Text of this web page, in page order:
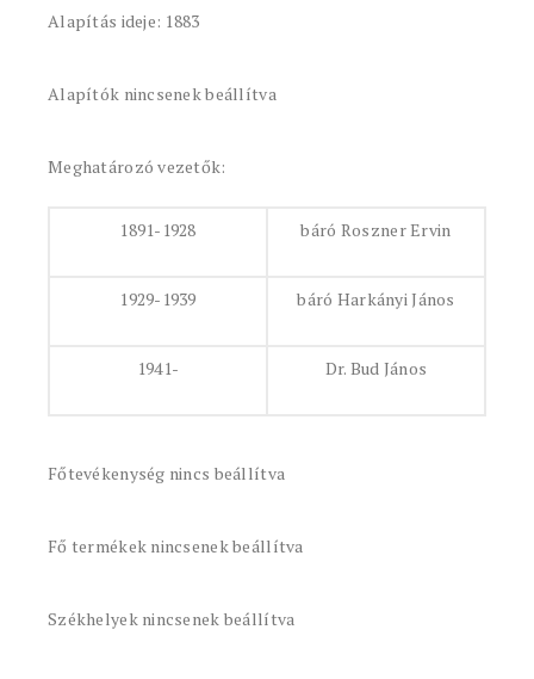
Alapítás ideje: 1883
Alapítók nincsenek beállítva
Meghatározó vezetők:
1891-1928 báró Roszner Ervin
1929-1939 báró Harkányi János
1941- Dr. Bud János
Főtevékenység nincs beállítva
Fő termékek nincsenek beállítva
Székhelyek nincsenek beállítva